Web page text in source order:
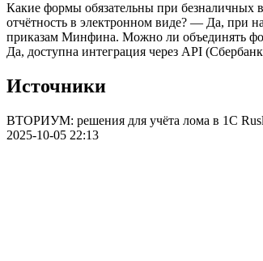
Какие формы обязательны при
отчётность в электронном виде? — Да,
приказам Минфина. Можно ли объединять
Да, доступна интеграция через API
Источники
ВТОРИУМ: решения для учёта лома в 1С
2025-10-05 22:13